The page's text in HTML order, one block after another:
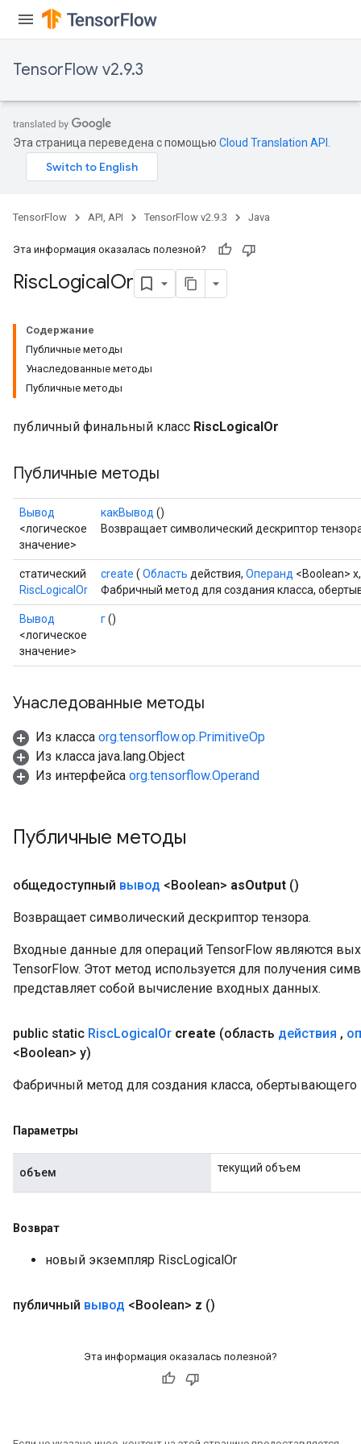
TensorFlow v2.9.3
Эта страница переведена с помощью Cloud Translation API
TensorFlow API, API TensorFlow v2.9.3 Java
Эта информация оказалась полезной?
RiscLogicalOr
Содержание
Публичные методы
Унаследованные методы
Публичные методы
публичный финальный класс RiscLogicalOr
Публичные методы
Вывод
<логическое
значение>
какВывод ()
Возвращает символический дескриптор
статический
RiscLogicalOr
create ( Область действия, Операнд <Boolean>
Фабричный метод для создания класса,
Вывод
<логическое
значение>
г()
Унаследованные методы
Из класса org.tensorflow.op.PrimitiveOp
Из класса java.lang.Object
Из интерфейса org.tensorflow.Operand
Публичные методы
общедоступный вывод <Boolean> asOutput ()
Возвращает символический дескриптор тензора.
Входные данные для операций TensorFlow являются
TensorFlow. Этот метод используется для получения
представляет собой вычисление входных данных.
public static RiscLogicalOr create (область действия ,
<Boolean> y)
Фабричный метод для создания класса,
Параметры
объем текущий объем
Возврат
новый экземпляр RiscLogicalOr
публичный вывод <Boolean> z ()
Эта информация оказалась полезной?